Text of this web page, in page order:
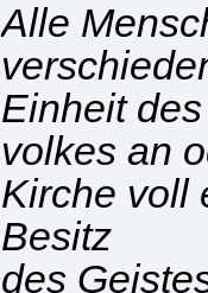
Alle
Einheit
volkes an
Kirche voll
Besitz
des